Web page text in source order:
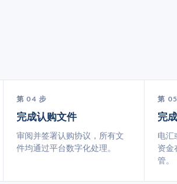
第 04 步
完成认购文件
审阅并签署认购协议，所有文
件均通过平台数字化处理。
第
完
电汇
资金
管。